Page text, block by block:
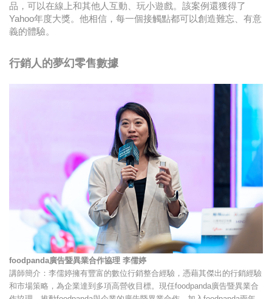
品，可以在線上和其他人互動、玩小遊戲。該案例還獲得了
Yahoo年度大獎。他相信，每一個接觸點都可以創造難忘、有意
義的體驗。
行銷人的夢幻零售數據
foodpanda廣告暨異業合作協理 李儒婷
講師簡介：李儒婷擁有豐富的數位行銷整合經驗，憑藉其傑出的行銷經驗
和市場策略，為企業達到多項高營收目標。現任foodpanda廣告暨異業合